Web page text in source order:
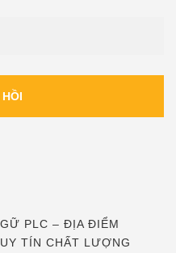
PLC – ĐỊA ĐIỂM
TÍN CHẤT LƯỢNG